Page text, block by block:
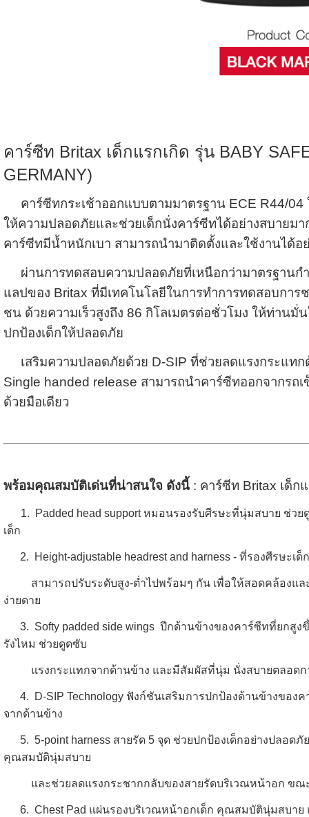
คาร์ซีท Britax เด็กแรกเกิด รุ่น BABY
GERMANY)
คาร์ซีทกระเช้าออกแบบตามมาตรฐาน ECE R44/04
ให้ความปลอดภัยและช่วยเด็กนั่งคาร์ซีทได้อย่างสบายม
คาร์ซีทมีน้ำหนักเบา สามารถนำมาติดตั้งและใช้งานได้อ
ผ่านการทดสอบความปลอดภัยที่เหนือกว่ามาตรฐานก
แลปของ Britax ที่มีเทคโนโลยีในการทำการทดสอบกา
ชน ด้วยความเร็วสูงถึง 86 กิโลเมตรต่อชั่วโมง ให้ท่าน
ปกป้องเด็กให้ปลอดภัย
เสริมความปลอดภัยด้วย D-SIP ที่ช่วยลดแรงกระแท
Single handed release สามารถนำคาร์ซีทออกจากรถ
ด้วยมือเดียว
พร้อมคุณสมบัติเด่นที่น่าสนใจ ดังนี้ : คาร์ซีท Britax เด็ก
1. Padded head support หมอนรองรับศีรษะที่นุ่มสบาย ช่ว
เด็ก
2. Height-adjustable headrest and harness - ที่รองศีรษะเ
สามารถปรับระดับสูง-ต่ำไปพร้อมๆ กัน เพื่อให้สอดคล้องและ
ง่ายดาย
3. Softy padded side wings ปีกด้านข้างของคาร์ซีทที่ยกสู
รังไหม ช่วยดูดซับ
แรงกระแทกจากด้านข้าง และมีสัมผัสที่นุ่ม นั่งสบายตลอดก
4. D-SIP Technology ฟังก์ชันเสริมการปกป้องด้านข้างขอ
จากด้านข้าง
5. 5-point harness สายรัด 5 จุด ช่วยปกป้องเด็กอย่างปลอด
คุณสมบัตินุ่มสบาย
และช่วยลดแรงกระชากกลับของสายรัดบริเวณหน้าอก ขณะ
6. Chest Pad แผ่นรองบริเวณหน้าอกเด็ก คุณสมบัตินุ่มสบาย